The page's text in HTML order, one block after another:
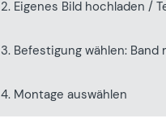
2. Eigenes Bild hochladen /
3. Befestigung wählen: Band
4. Montage auswählen